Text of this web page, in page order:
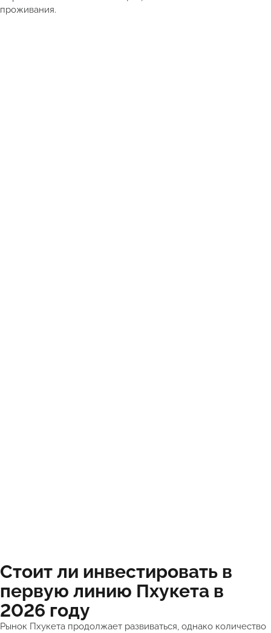
проживания.
Стоит ли инвестировать в
первую линию Пхукета в
2026 году
Рынок Пхукета продолжает развиваться, однако количество